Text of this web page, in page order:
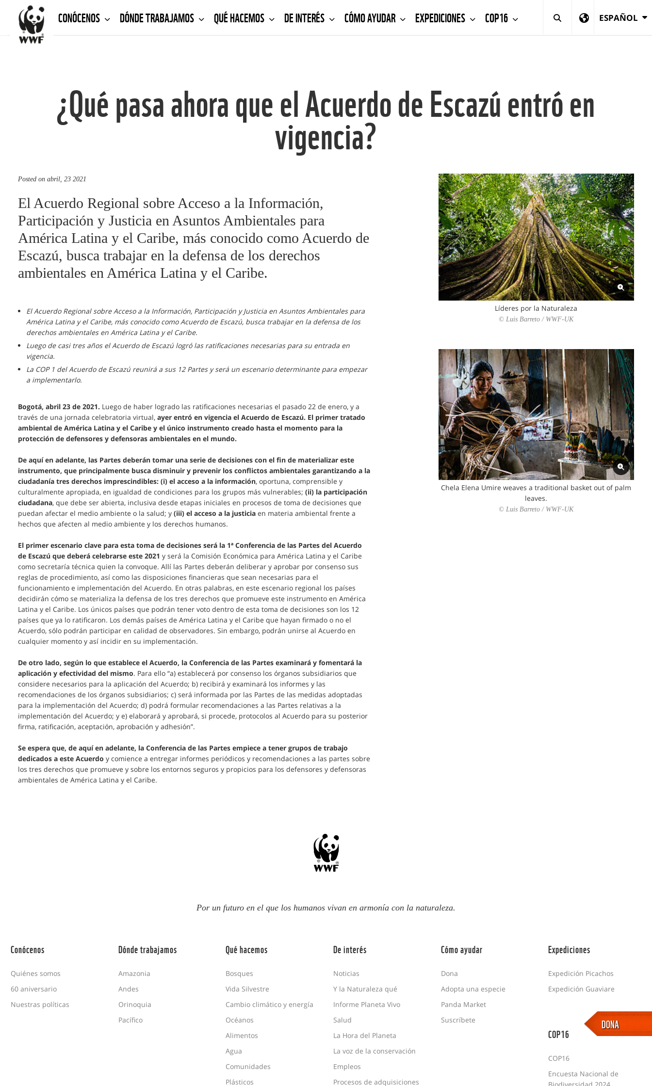
CONÓCENOS DÓNDE TRABAJAMOS QUÉ HACEMOS DE INTERÉS CÓMO AYUDAR EXPEDICIONES COP16 ESPAÑOL
¿Qué pasa ahora que el Acuerdo de Escazú entró en
vigencia?
Posted on abril, 23 2021
El Acuerdo Regional sobre Acceso a la Información,
Participación y Justicia en Asuntos Ambientales para
América Latina y el Caribe, más conocido como Acuerdo de
Escazú, busca trabajar en la defensa de los derechos
ambientales en América Latina y el Caribe.
El Acuerdo Regional sobre Acceso a la Información, Participación y Justicia en Asuntos Ambientales para
América Latina y el Caribe, más conocido como Acuerdo de Escazú, busca trabajar en la defensa de los
derechos ambientales en América Latina y el Caribe.
Luego de casi tres años el Acuerdo de Escazú logró las ratificaciones necesarias para su entrada en
vigencia.
La COP 1 del Acuerdo de Escazú reunirá a sus 12 Partes y será un escenario determinante para empezar
a implementarlo.
Bogotá, abril 23 de 2021. Luego de haber logrado las ratificaciones necesarias el pasado 22 de enero, y a
través de una jornada celebratoria virtual, ayer entró en vigencia el Acuerdo de Escazú. El primer tratado
ambiental de América Latina y el Caribe y el único instrumento creado hasta el momento para la
protección de defensores y defensoras ambientales en el mundo.
De aquí en adelante, las Partes deberán tomar una serie de decisiones con el fin de materializar este
instrumento, que principalmente busca disminuir y prevenir los conflictos ambientales garantizando a la
ciudadanía tres derechos imprescindibles: (i) el acceso a la información, oportuna, comprensible y
culturalmente apropiada, en igualdad de condiciones para los grupos más vulnerables; (ii) la participación
ciudadana, que debe ser abierta, inclusiva desde etapas iniciales en procesos de toma de decisiones que
puedan afectar el medio ambiente o la salud; y (iii) el acceso a la justicia en materia ambiental frente a
hechos que afecten al medio ambiente y los derechos humanos.
El primer escenario clave para esta toma de decisiones será la 1ª Conferencia de las Partes del Acuerdo
de Escazú que deberá celebrarse este 2021 y será la Comisión Económica para América Latina y el Caribe
como secretaría técnica quien la convoque. Allí las Partes deberán deliberar y aprobar por consenso sus
reglas de procedimiento, así como las disposiciones financieras que sean necesarias para el
funcionamiento e implementación del Acuerdo. En otras palabras, en este escenario regional los países
decidirán cómo se materializa la defensa de los tres derechos que promueve este instrumento en América
Latina y el Caribe. Los únicos países que podrán tener voto dentro de esta toma de decisiones son los 12
países que ya lo ratificaron. Los demás países de América Latina y el Caribe que hayan firmado o no el
Acuerdo, sólo podrán participar en calidad de observadores. Sin embargo, podrán unirse al Acuerdo en
cualquier momento y así incidir en su implementación.
De otro lado, según lo que establece el Acuerdo, la Conferencia de las Partes examinará y fomentará la
aplicación y efectividad del mismo. Para ello “a) establecerá por consenso los órganos subsidiarios que
considere necesarios para la aplicación del Acuerdo; b) recibirá y examinará los informes y las
recomendaciones de los órganos subsidiarios; c) será informada por las Partes de las medidas adoptadas
para la implementación del Acuerdo; d) podrá formular recomendaciones a las Partes relativas a la
implementación del Acuerdo; y e) elaborará y aprobará, si procede, protocolos al Acuerdo para su posterior
firma, ratificación, aceptación, aprobación y adhesión”.
Se espera que, de aquí en adelante, la Conferencia de las Partes empiece a tener grupos de trabajo
dedicados a este Acuerdo y comience a entregar informes periódicos y recomendaciones a las partes sobre
los tres derechos que promueve y sobre los entornos seguros y propicios para los defensores y defensoras
ambientales de América Latina y el Caribe.
Líderes por la Naturaleza
© Luis Barreto / WWF-UK
Chela Elena Umire weaves a traditional basket out of palm
leaves.
© Luis Barreto / WWF-UK
Por un futuro en el que los humanos vivan en armonía con la naturaleza.
Conócenos
Quiénes somos
60 aniversario
Nuestras políticas
Dónde trabajamos
Amazonia
Andes
Orinoquia
Pacífico
Qué hacemos
Bosques
Vida Silvestre
Cambio climático y energía
Océanos
Alimentos
Agua
Comunidades
Plásticos
De interés
Noticias
Y la Naturaleza qué
Informe Planeta Vivo
Salud
La Hora del Planeta
La voz de la conservación
Empleos
Procesos de adquisiciones
Cómo ayudar
Dona
Adopta una especie
Panda Market
Suscríbete
Expediciones
Expedición Picachos
Expedición Guaviare
COP16
COP16
Encuesta Nacional de
Biodiversidad 2024
DONA